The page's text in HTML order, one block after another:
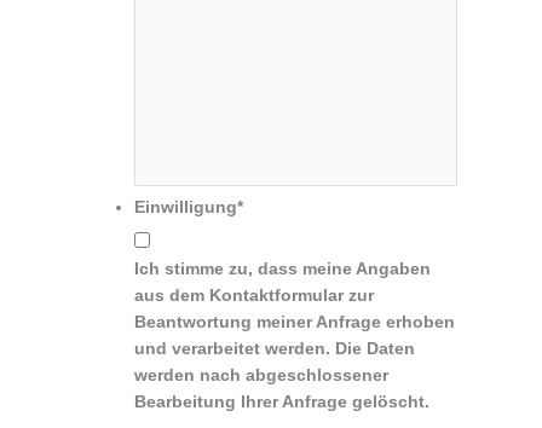
Einwilligung*
Ich stimme zu, dass meine Angaben
aus dem Kontaktformular zur
Beantwortung meiner Anfrage erhoben
und verarbeitet werden. Die Daten
werden nach abgeschlossener
Bearbeitung Ihrer Anfrage gelöscht.